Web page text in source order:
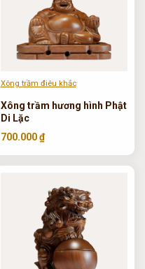
Xông trầm điêu khắc
Xông trầm hương hình Phật
Di Lặc
700.000 ₫